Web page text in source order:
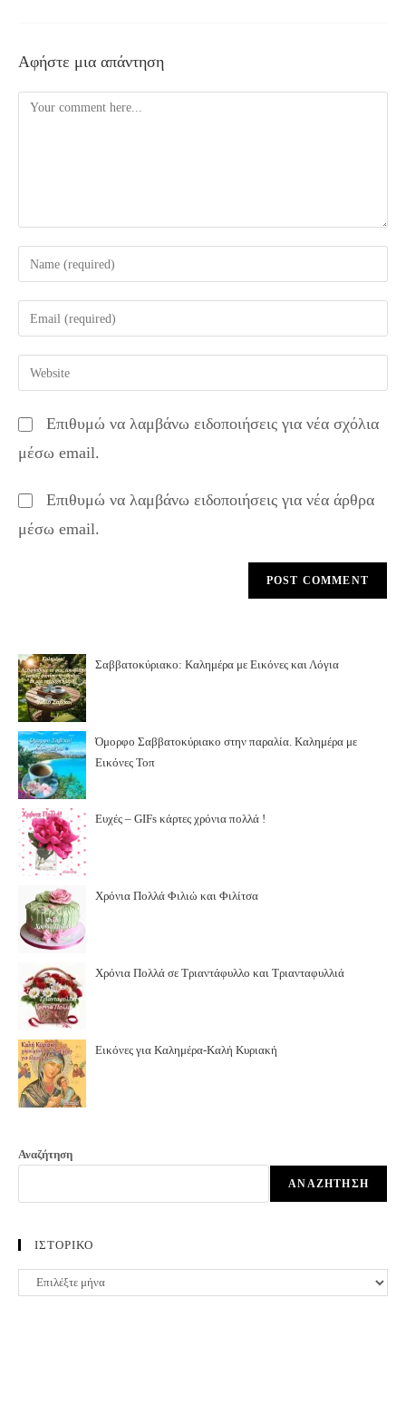
Αφήστε μια απάντηση
Comment
Enter
your
name
comment
Enter
your
email
address
comment
Enter
your
URL
(optional)
Επιθυμώ να λαμβάνω ειδοποιήσεις για νέα σχόλια
μέσω email.
Επιθυμώ να λαμβάνω ειδοποιήσεις για νέα άρθρα
μέσω email.
Σαββατοκύριακο: Καλημέρα με Εικόνες και Λόγια
Όμορφο Σαββατοκύριακο στην παραλία. Καλημέρα με
Εικόνες Τοπ
Ευχές – GIFs κάρτες χρόνια πολλά !
Χρόνια Πολλά Φιλιώ και Φιλίτσα
Χρόνια Πολλά σε Τριαντάφυλλο και Τριανταφυλλιά
Εικόνες για Καλημέρα-Καλή Κυριακή
Αναζήτηση
ΑΝΑΖΉΤΗΣΗ
ΙΣΤΟΡΙΚΟ
ΙΣΤΟΡΙΚΟ